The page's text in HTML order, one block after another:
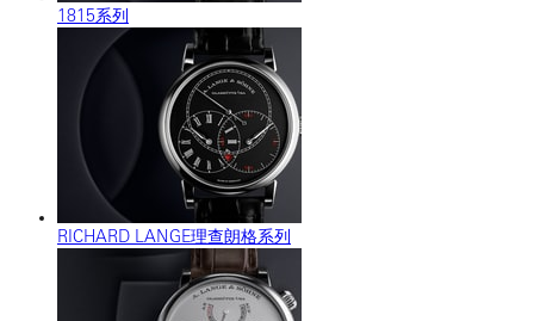
1815系列
RICHARD LANGE理查朗格系列